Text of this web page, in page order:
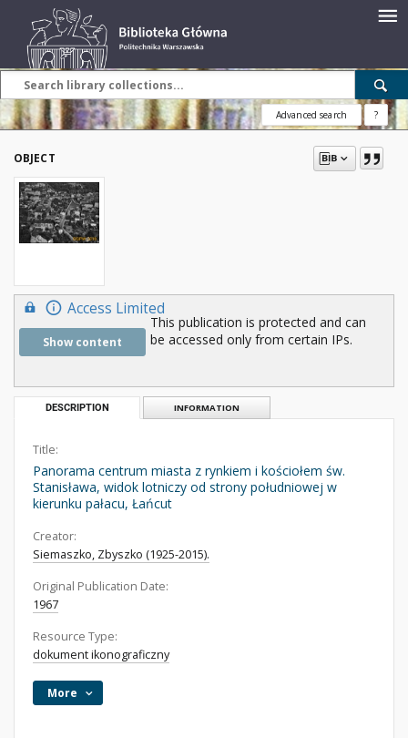
Advanced search ?
OBJECT
Access Limited
Show content
This publication is protected and can
be accessed only from certain IPs.
DESCRIPTION INFORMATION
Title:
Panorama centrum miasta z rynkiem i kościołem św.
Stanisława, widok lotniczy od strony południowej w
kierunku pałacu, Łańcut
Creator:
Siemaszko, Zbyszko (1925-2015).
Original Publication Date:
1967
Resource Type:
dokument ikonograficzny
More